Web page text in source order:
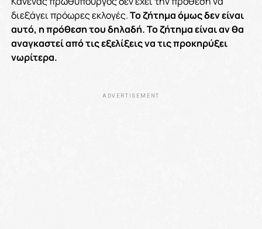
διεξάγει πρόωρες εκλογές.Το ζήτημα όμως δεν είναι
αυτό, η πρόθεση του δηλαδή. Το ζήτημα είναι αν θα
αναγκαστεί από τις εξελίξεις να τις προκηρύξει
νωρίτερα.
ADVERTISEMENT